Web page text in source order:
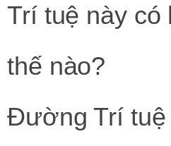
Trí tuệ này có
thế nào?
Đường Trí tuệ